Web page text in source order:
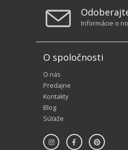
Informácie o
O spoločnosti
O nás
Predajne
Kontakty
Blog
Súťaže